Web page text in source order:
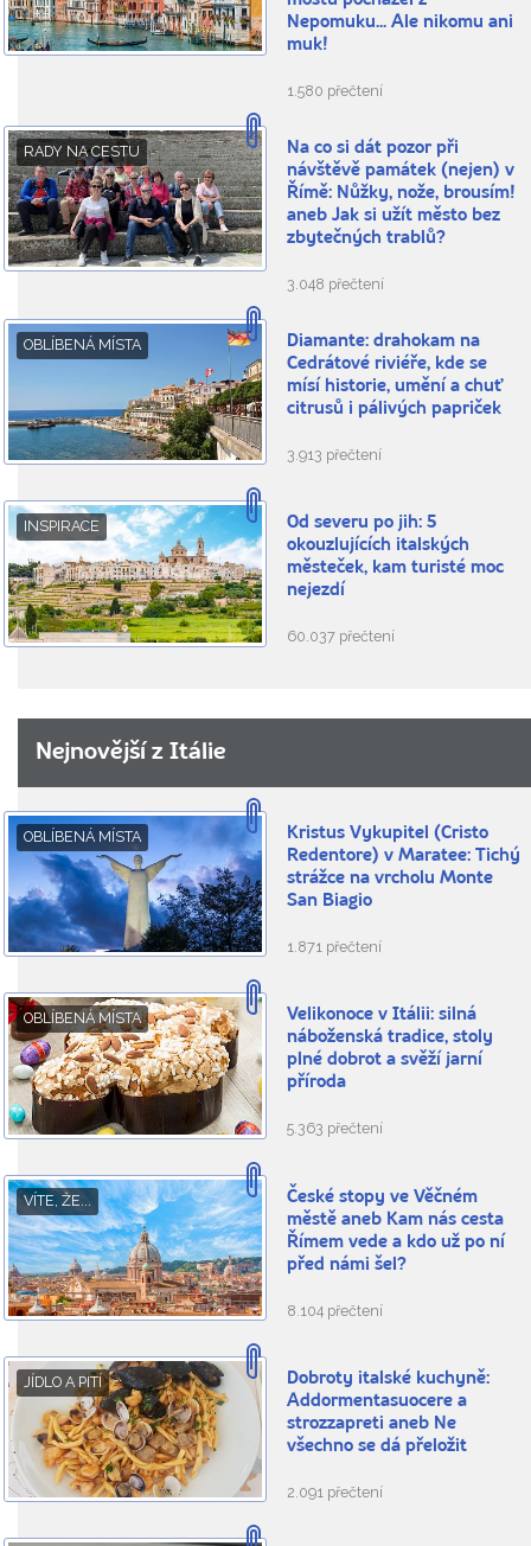
Nepomuku... Ale nikomu ani
muk!
1.580 přečtení
RADY NA CESTU
Na co si dát pozor při
návštěvě památek (nejen) v
Římě: Nůžky, nože, brousím!
aneb Jak si užít město bez
zbytečných trablů?
3.048 přečtení
OBLÍBENÁ MÍSTA
Diamante: drahokam na
Cedrátové riviéře, kde se
mísí historie, umění a chuť
citrusů i pálivých papriček
3.913 přečtení
INSPIRACE
Od severu po jih: 5
okouzlujících italských
městeček, kam turisté moc
nejezdí
60.037 přečtení
Nejnovější z Itálie
OBLÍBENÁ MÍSTA
Kristus Vykupitel (Cristo
Redentore) v Maratee: Tichý
strážce na vrcholu Monte
San Biagio
1.871 přečtení
OBLÍBENÁ MÍSTA
Velikonoce v Itálii: silná
náboženská tradice, stoly
plné dobrot a svěží jarní
příroda
5.363 přečtení
VÍTE, ŽE...
České stopy ve Věčném
městě aneb Kam nás cesta
Římem vede a kdo už po ní
před námi šel?
8.104 přečtení
JÍDLO A PITÍ
Dobroty italské kuchyně:
Addormentasuocere a
strozzapreti aneb Ne
všechno se dá přeložit
2.091 přečtení